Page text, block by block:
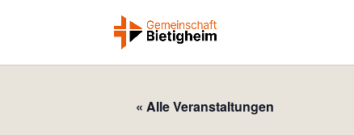
« Alle Veranstaltungen